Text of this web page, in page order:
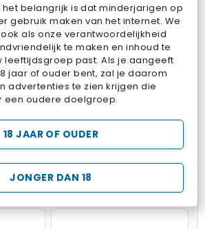
belangrijk is dat minderjarigen op
gebruik maken van het internet. We
als onze verantwoordelijkheid
te maken en inhoud te
leeftijdsgroep past. Als je aangeeft
jaar of ouder bent, zal je daarom
advertenties te zien krijgen die
een oudere doelgroep.
JONGER DAN 18
18 JAAR OF OUDER
Bubbits
Game Potion Sort